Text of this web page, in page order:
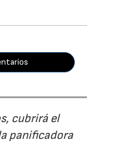
cubrirá el
panificadora